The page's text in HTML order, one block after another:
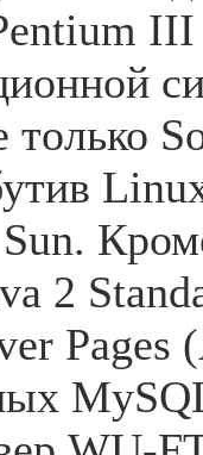
только
Sun.
2
Pages